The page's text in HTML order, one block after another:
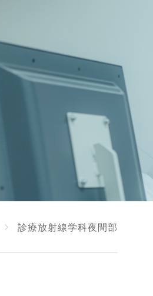
診療放射線学科夜間部